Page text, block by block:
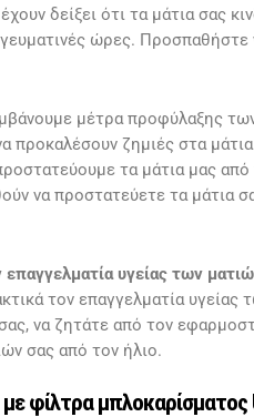
δείξει ότι τα μάτια σας
ώρες.
μέτρα προφύλαξης
προκαλέσουν ζημιές στα
τα μάτια μας
να προστατεύετε τα μάτια
επαγγελματία υγείας των
τον επαγγελματία
να ζητάτε από τον
σας από τον ήλιο.
φίλτρα